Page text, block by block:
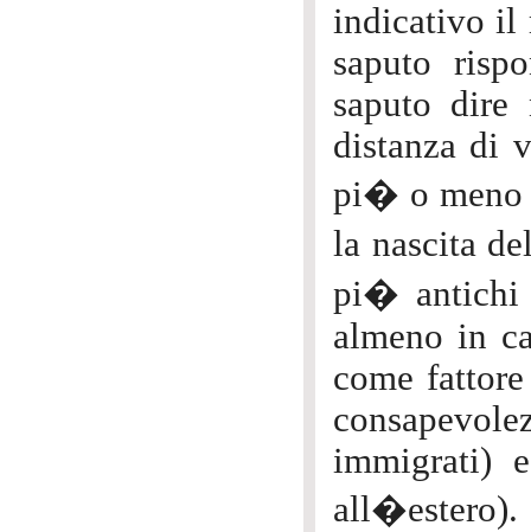
indicativo il
saputo
saputo dire
distanza di
pi� o meno
la nascita
pi� antichi
almeno in
come
immigrati)
all�estero).